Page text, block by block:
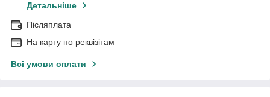
Детальніше
Післяплата
На карту по реквізітам
Всі умови оплати